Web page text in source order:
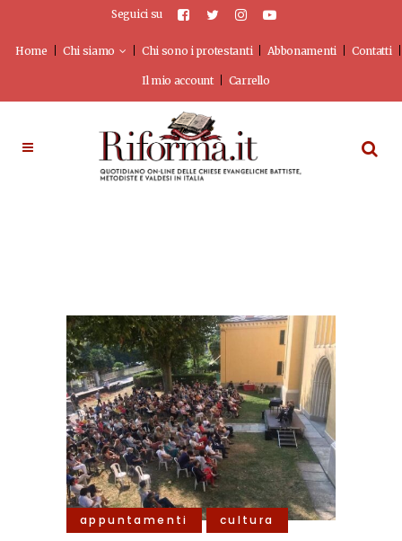
Seguici su
Home Chi siamo Chi sono i protestanti Abbonamenti Contatti
Il mio account Carrello
appuntamenti cultura